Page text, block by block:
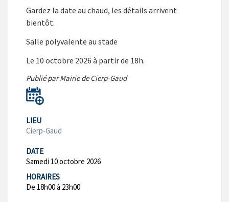
Gardez la date au chaud, les détails arrivent
bientôt.
Salle polyvalente au stade
Le 10 octobre 2026 à partir de 18h.
Publié par Mairie de Cierp-Gaud
LIEU
Cierp-Gaud
DATE
Samedi 10 octobre 2026
HORAIRES
De 18h00 à 23h00